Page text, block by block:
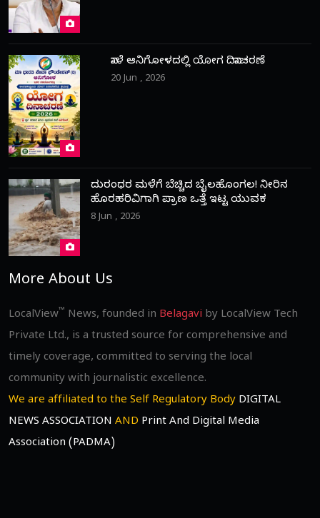
ನಾಳೆ ಆನಿಗೋಳದಲ್ಲಿ ಯೋಗ ದಿನಾಚರಣೆ
20 Jun , 2026
ದುರಂಧರ ಮಳೆಗೆ ಬೆಚ್ಚಿದ ಬೈಲಹೊಂಗಲ! ನೀರಿನ
ಹೊರಹರಿವಿಗಾಗಿ ಪ್ರಾಣ ಒತ್ತೆ ಇಟ್ಟ ಯುವಕ
8 Jun , 2026
More About Us
LocalView™ News, founded in Belagavi by LocalView Tech
Private Ltd., is a trusted source for comprehensive and
timely coverage, committed to serving the local
community with journalistic excellence.
We are affiliated to the Self Regulatory Body DIGITAL
NEWS ASSOCIATION AND Print And Digital Media
Association (PADMA)